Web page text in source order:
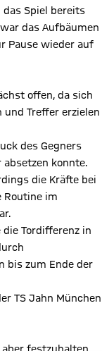
das Spiel bereits
das Aufbäumen
Pause wieder auf
offen, da sich
Treffer erzielen
des Gegners
konnte.
die Kräfte bei
Routine im
die Tordifferenz in
bis zum Ende der
TS Jahn München